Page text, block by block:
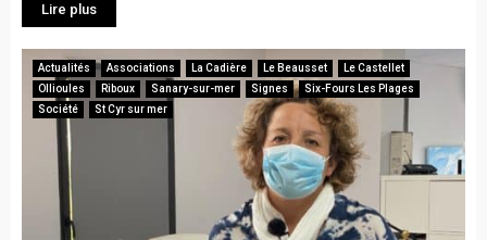
Lire plus
Actualités Associations La Cadière Le Beausset
Le Castellet
Ollioules
Riboux Sanary-sur-mer Signes
Six-Fours Les Plages
Société
St Cyr sur mer